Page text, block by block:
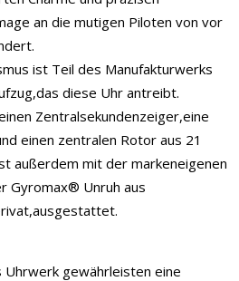
an die mutigen Piloten von vor
ist Teil des Manufakturwerks
diese Uhr antreibt.
Zentralsekundenzeiger,eine
einen zentralen Rotor aus 21
außerdem mit der markeneigenen
Gyromax® Unruh aus
Uhrwerk gewährleisten eine